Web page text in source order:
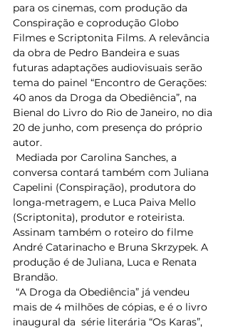
para os cinemas, com produção da
Conspiração e coprodução Globo
Filmes e Scriptonita Films. A relevância
da obra de Pedro Bandeira e suas
futuras adaptações audiovisuais serão
tema do painel “Encontro de Gerações:
40 anos da Droga da Obediência”, na
Bienal do Livro do Rio de Janeiro, no dia
20 de junho, com presença do próprio
autor.
conversa contará também com Juliana
Capelini (Conspiração), produtora do
longa-metragem, e Luca Paiva Mello
(Scriptonita), produtor e roteirista.
Assinam também o roteiro do filme
André Catarinacho e Bruna Skrzypek. A
produção é de Juliana, Luca e Renata
Brandão.
mais de 4 milhões de cópias, e é o livro
inaugural da  série literária “Os Karas”,